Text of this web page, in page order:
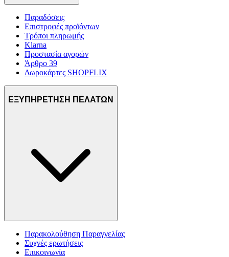
Παραδόσεις
Επιστροφές προϊόντων
Τρόποι πληρωμής
Klarna
Προστασία αγορών
Άρθρο 39
Δωροκάρτες SHOPFLIX
ΕΞΥΠΗΡΕΤΗΣΗ ΠΕΛΑΤΩΝ
Παρακολούθηση Παραγγελίας
Συχνές ερωτήσεις
Επικοινωνία